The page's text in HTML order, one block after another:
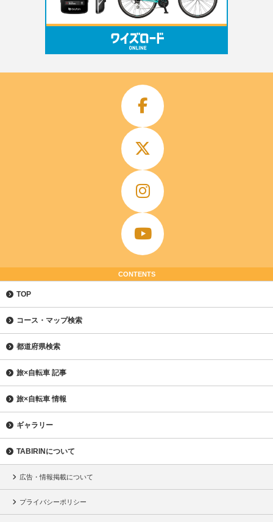
CONTENTS
TOP
コース・マップ検索
都道府県検索
旅×自転車 記事
旅×自転車 情報
ギャラリー
TABIRINについて
広告・情報掲載について
プライバシーポリシー